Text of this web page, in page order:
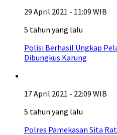
29 April 2021 - 11:09 WIB
5 tahun yang lalu
Polisi Berhasil Ungkap
Dibungkus Karung
17 April 2021 - 22:09 WIB
5 tahun yang lalu
Polres Pamekasan Sita